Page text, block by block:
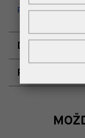
Replay Outlet
DOSTAVA
POVRAT I